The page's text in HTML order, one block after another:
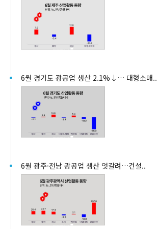
6월 경기도 광공업 생산 2.1%↓… 대형소매..
6월 광주·전남 광공업 생산 엇갈려…건설..